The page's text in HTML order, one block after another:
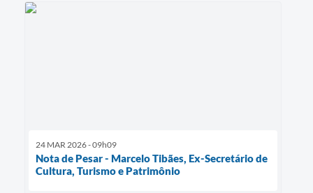
24 MAR 2026 - 09h09
Nota de Pesar - Marcelo Tibães, Ex-Secretário de
Cultura, Turismo e Patrimônio